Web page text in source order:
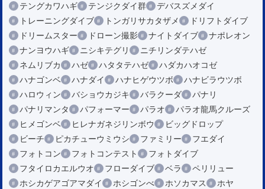
テングカワハギ
テンジクダイ群
デバスズメダイ
トレーニングダイブ
トンガリサカタザメ
ドリフトダイブ
ドリームスター
ドローン撮影 ナイトダイブ
ナポレオン
ナンヨウハギ
ニシキテグリ
ニチリンダテハゼ
ネムリブカ
ハゼ ハタタテハゼ
ハダカハオコゼ
ハナゴンベ
ハナダイ ハナヒゲウツボ
ハナビラウツボ
ハロウィン
バショウカジキ バラクーダ
パナリ
パナリマンタ
パフォーマー パラオ
パラオ龍馬クルーズ
ヒメゴンベ
ヒレナガネジリンボウ
ビッグドロップ
ビーチ
ピカチューウミウシ ファミリー
フエダイ
フォトコン
フォトコンテスト
フォトダイブ
フタイロカエルウオ
フローダイブ ベラ
ペリリュー
ホシカゲアゴアマダイ
ホシゴンべ ホソカマス
ホヤ